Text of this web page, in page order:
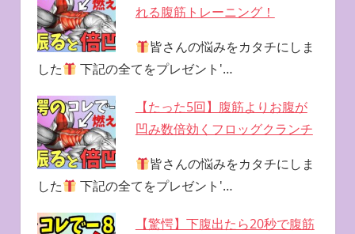
れる腹筋トレーニング！
皆さんの悩みをカタチにしま
した
下記の全てをプレゼント'…
【たった5回】腹筋よりお腹が
凹み数倍効くフロッグクランチ
皆さんの悩みをカタチにしま
した
下記の全てをプレゼント'…
【驚愕】下腹出たら20秒で腹筋